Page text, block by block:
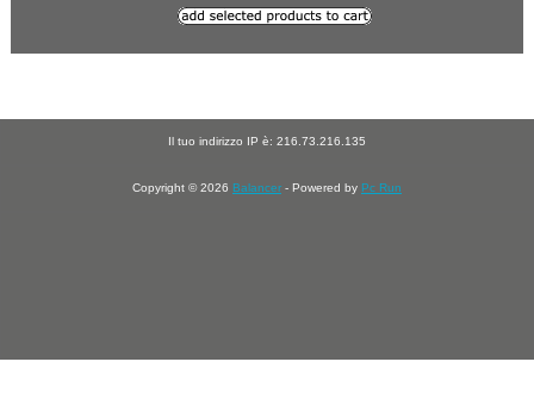
Il tuo indirizzo IP è: 216.73.216.135
Copyright © 2026 Balancer - Powered by Pc Run